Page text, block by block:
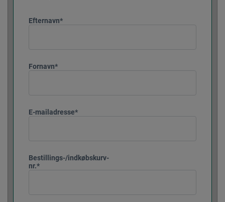
Efternavn*
Fornavn*
E-mailadresse*
Bestillings-/indkøbskurv-
nr.*